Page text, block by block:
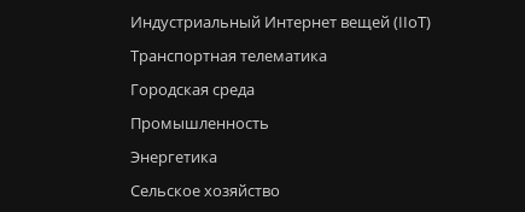
Индустриальный Интернет вещей (IIoT)
Транспортная телематика
Городская среда
Промышленность
Энергетика
Сельское хозяйство